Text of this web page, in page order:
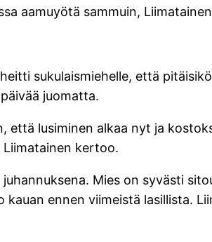
aamuyötä sammuin,
sukulaismiehelle, että
juomatta.
että lusiminen alkaa nyt ja
Liimatainen kertoo.
Mies on syvästi
ennen viimeistä lasillista.